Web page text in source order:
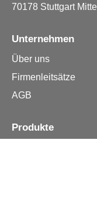
70178 Stuttgart Mitte
Unternehmen
Über uns
Firmenleitsätze
AGB
Produkte